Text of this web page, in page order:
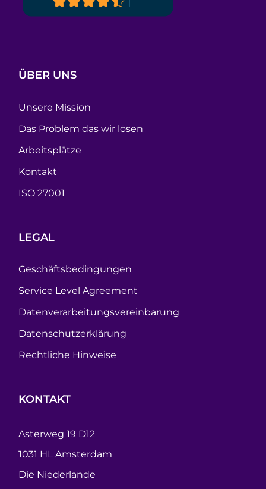
ÜBER UNS
Unsere Mission
Das Problem das wir lösen
Arbeitsplätze
Kontakt
ISO 27001
LEGAL
Geschäftsbedingungen
Service Level Agreement
Datenverarbeitungsvereinbarung
Datenschutzerklärung
Rechtliche Hinweise
KONTAKT
Asterweg 19 D12
1031 HL Amsterdam
Die Niederlande